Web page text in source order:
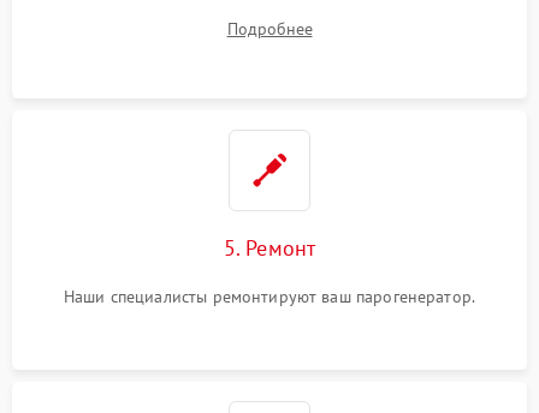
Подробнее
5. Ремонт
Наши специалисты ремонтируют ваш парогенератор.